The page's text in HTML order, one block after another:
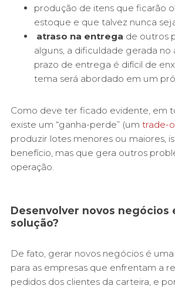
produção de itens que ficarão
estoque e que talvez nunca
atraso na entrega de outros
alguns, a dificuldade gerada
prazo de entrega é difícil de
tema será abordado em um
Como deve ter ficado evidente, em
existe um “ganha-perde” (um trade-
produzir lotes menores ou maiores,
benefício, mas que gera outros
operação.
Desenvolver novos negócios
solução?
De fato, gerar novos negócios é
para as empresas que enfrentam a
pedidos dos clientes da carteira, e